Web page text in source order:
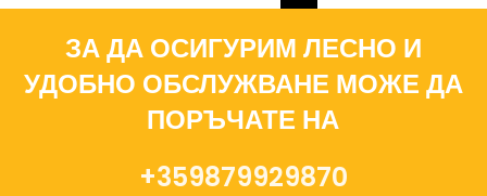
ЗА ДА ОСИГУРИМ ЛЕСНО И
УДОБНО ОБСЛУЖВАНЕ МОЖЕ ДА
ПОРЪЧАТЕ НА
+359879929870